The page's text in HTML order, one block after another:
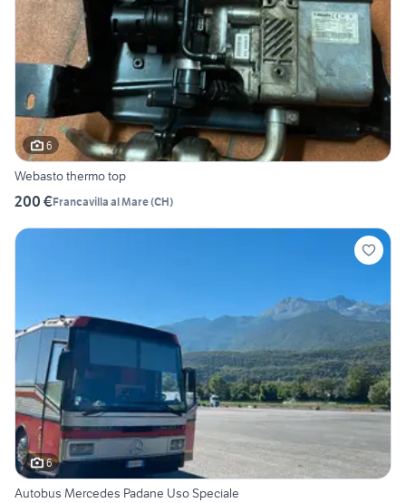
6
Webasto thermo top
200 €Francavilla al Mare(CH)
6
Autobus Mercedes Padane Uso Speciale